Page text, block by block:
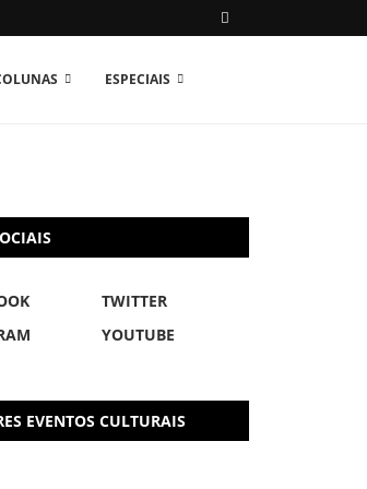
ESPECIAIS
TWITTER
YOUTUBE
EVENTOS CULTURAIS